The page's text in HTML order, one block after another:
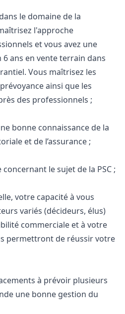
le domaine de la
l'approche
et vous avez une
ans en vente terrain dans
Vous maîtrisez les
ainsi que les
des professionnels ;
bonne connaissance de la
et de l’assurance ;
le sujet de la PSC ;
votre capacité à vous
variés (décideurs, élus)
commerciale et à votre
permettront de réussir votre
à prévoir plusieurs
une bonne gestion du